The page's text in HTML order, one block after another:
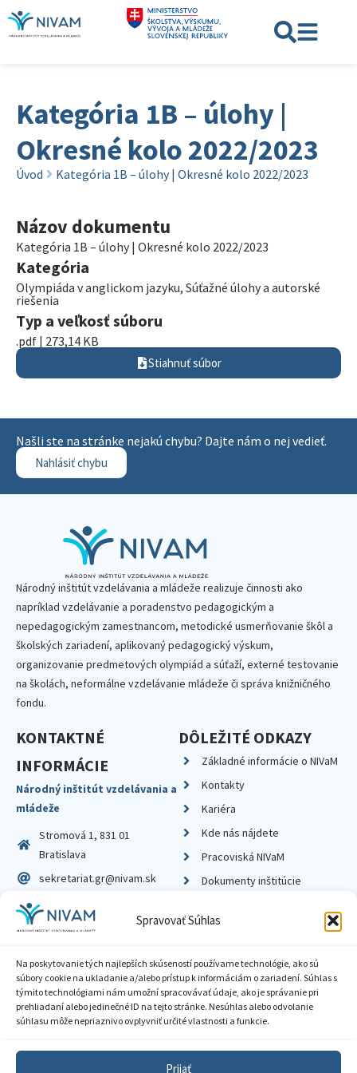
Spravovať Súhlas
Na poskytovanie tých najlepších skúseností používame technológie, ako sú
súbory cookie na ukladanie a/alebo prístup k informáciám o zariadení. Súhlas s
týmito technológiami nám umožní spracovávať údaje, ako je správanie pri
prehliadaní alebo jedinečné ID na tejto stránke. Nesúhlas alebo odvolanie
súhlasu môže nepriaznivo ovplyvniť určité vlastnosti a funkcie.
Prijať
Kategória 1B – úlohy |
Okresné kolo 2022/2023
Úvod Kategória 1B – úlohy | Okresné kolo 2022/2023
Názov dokumentu
Kategória 1B – úlohy | Okresné kolo 2022/2023
Kategória
Olympiáda v anglickom jazyku, Súťažné úlohy a autorské
riešenia
Typ a veľkosť súboru
.pdf | 273,14 KB
Stiahnuť súbor
Našli ste na stránke nejakú chybu? Dajte nám o nej vedieť.
Nahlásiť chybu
Národný inštitút vzdelávania a mládeže realizuje činnosti ako
napríklad vzdelávanie a poradenstvo pedagogickým a
nepedagogickým zamestnancom, metodické usmerňovanie škôl a
školských zariadení, aplikovaný pedagogický výskum,
organizovanie predmetových olympiád a súťaží, externé testovanie
na školách, neformálne vzdelávanie mládeže či správa knižničného
fondu.
KONTAKTNÉ
INFORMÁCIE
Národný inštitút vzdelávania a
mládeže
Stromová 1, 831 01
Bratislava
sekretariat.gr@nivam.sk
IČO: 00164348
DIČ: 2020798714
DÔLEŽITÉ ODKAZY
Základné informácie o NIVaM
Kontakty
Kariéra
Kde nás nájdete
Pracoviská NIVaM
Dokumenty inštitúcie
Zásady ochrany súkromia